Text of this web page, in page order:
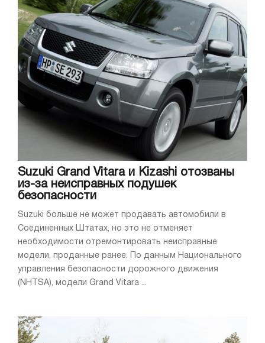
Suzuki Grand Vitara и Kizashi отозваны
из-за неисправных подушек
безопасности
Suzuki больше не может продавать автомобили в
Соединенных Штатах, но это не отменяет
необходимости отремонтировать неисправные
модели, проданные ранее. По данным Национального
управления безопасности дорожного движения
(NHTSA), модели Grand Vitara ...